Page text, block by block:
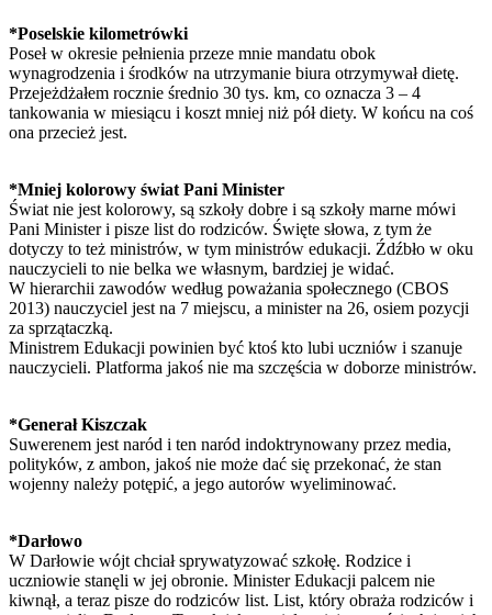
*Poselskie kilometrówki
Poseł w okresie pełnienia przeze mnie mandatu obok
wynagrodzenia i środków na utrzymanie biura otrzymywał dietę.
Przejeżdżałem rocznie średnio 30 tys. km, co oznacza 3 – 4
tankowania w miesiącu i koszt mniej niż pół diety. W końcu na coś
ona przecież jest.
*Mniej kolorowy świat Pani Minister
Świat nie jest kolorowy, są szkoły dobre i są szkoły marne mówi
Pani Minister i pisze list do rodziców. Święte słowa, z tym że
dotyczy to też ministrów, w tym ministrów edukacji. Źdźbło w oku
nauczycieli to nie belka we własnym, bardziej je widać.
W hierarchii zawodów według poważania społecznego (CBOS
2013) nauczyciel jest na 7 miejscu, a minister na 26, osiem pozycji
za sprzątaczką.
Ministrem Edukacji powinien być ktoś kto lubi uczniów i szanuje
nauczycieli. Platforma jakoś nie ma szczęścia w doborze ministrów.
*Generał Kiszczak
Suwerenem jest naród i ten naród indoktrynowany przez media,
polityków, z ambon, jakoś nie może dać się przekonać, że stan
wojenny należy potępić, a jego autorów wyeliminować.
*Darłowo
W Darłowie wójt chciał sprywatyzować szkołę. Rodzice i
uczniowie stanęli w jej obronie. Minister Edukacji palcem nie
kiwnął, a teraz pisze do rodziców list. List, który obraża rodziców i